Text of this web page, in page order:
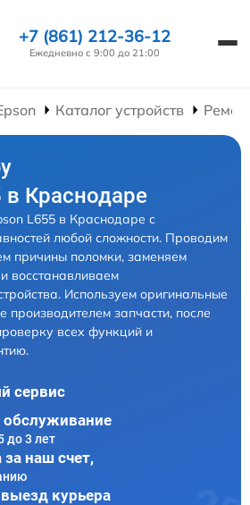
+7 (861) 212-36-12
Ежедневно с 9:00 до 21:00
Каталог устройств
в Краснодаре
L655 в Краснодаре с
любой сложности. Проводим
причины поломки, заменяем
восстанавливаем
Используем оригинальные
производителем запчасти, после
всех функций и
сервис
обслуживание
до 3 лет
наш счет,
курьера